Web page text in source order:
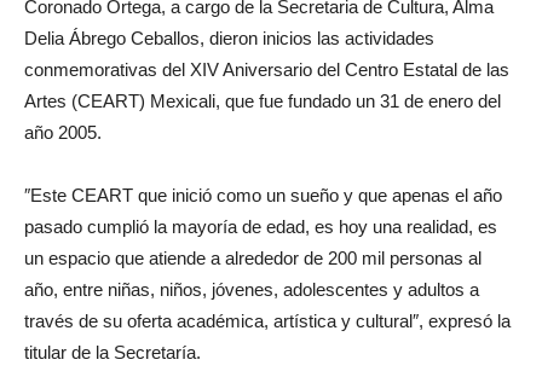
Coronado Ortega, a cargo de la Secretaria de Cultura, Alma
Delia Ábrego Ceballos, dieron inicios las actividades
conmemorativas del XIV Aniversario del Centro Estatal de las
Artes (CEART) Mexicali, que fue fundado un 31 de enero del
año 2005.
″Este CEART que inició como un sueño y que apenas el año
pasado cumplió la mayoría de edad, es hoy una realidad, es
un espacio que atiende a alrededor de 200 mil personas al
año, entre niñas, niños, jóvenes, adolescentes y adultos a
través de su oferta académica, artística y cultural″, expresó la
titular de la Secretaría.